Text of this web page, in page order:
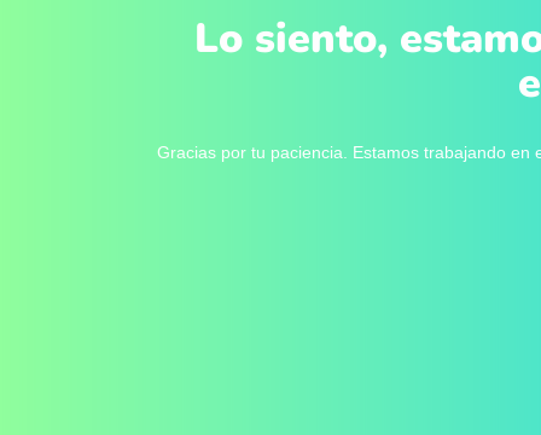
Lo siento,
Gracias por tu paciencia. Estamos trabajando en